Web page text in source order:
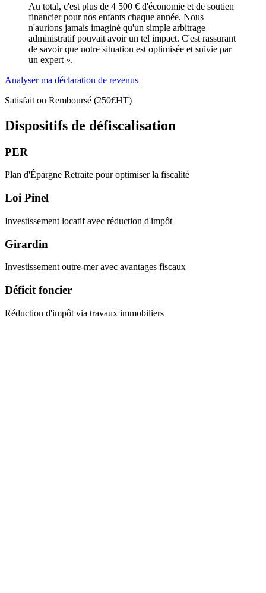
Au total, c'est plus de 4 500 € d'économie et de soutien
financier pour nos enfants chaque année. Nous
n'aurions jamais imaginé qu'un simple arbitrage
administratif pouvait avoir un tel impact. C'est rassurant
de savoir que notre situation est optimisée et suivie par
un expert ».
Analyser ma déclaration de revenus
Satisfait ou Remboursé (250€HT)
Dispositifs de défiscalisation
PER
Plan d'Épargne Retraite pour optimiser la fiscalité
Loi Pinel
Investissement locatif avec réduction d'impôt
Girardin
Investissement outre-mer avec avantages fiscaux
Déficit foncier
Réduction d'impôt via travaux immobiliers